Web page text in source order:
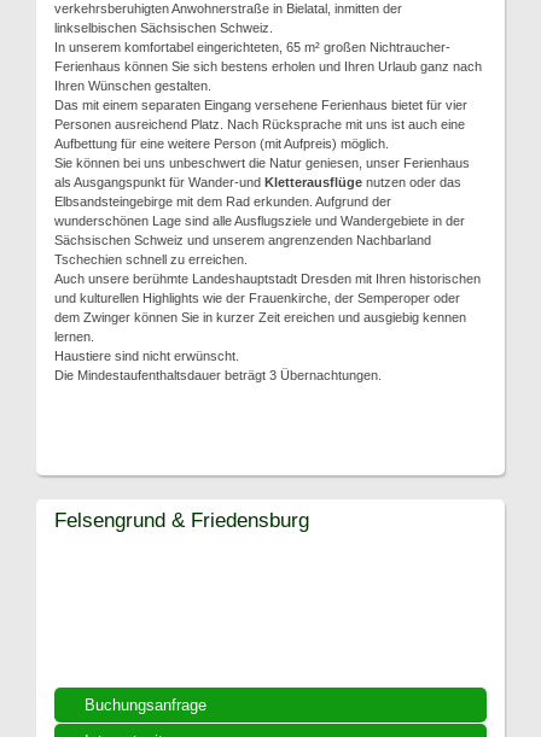
verkehrsberuhigten Anwohnerstraße in Bielatal, inmitten der
linkselbischen Sächsischen Schweiz.
In unserem komfortabel eingerichteten, 65 m² großen Nichtraucher-
Ferienhaus können Sie sich bestens erholen und Ihren Urlaub ganz nach
Ihren Wünschen gestalten.
Das mit einem separaten Eingang versehene Ferienhaus bietet für vier
Personen ausreichend Platz. Nach Rücksprache mit uns ist auch eine
Aufbettung für eine weitere Person (mit Aufpreis) möglich.
Sie können bei uns unbeschwert die Natur geniesen, unser Ferienhaus
als Ausgangspunkt für Wander-und Kletterausflüge nutzen oder das
Elbsandsteingebirge mit dem Rad erkunden. Aufgrund der
wunderschönen Lage sind alle Ausflugsziele und Wandergebiete in der
Sächsischen Schweiz und unserem angrenzenden Nachbarland
Tschechien schnell zu erreichen.
Auch unsere berühmte Landeshauptstadt Dresden mit Ihren historischen
und kulturellen Highlights wie der Frauenkirche, der Semperoper oder
dem Zwinger können Sie in kurzer Zeit ereichen und ausgiebig kennen
lernen.
Haustiere sind nicht erwünscht.
Die Mindestaufenthaltsdauer beträgt 3 Übernachtungen.
Buchungsanfrage
Felsengrund & Friedensburg